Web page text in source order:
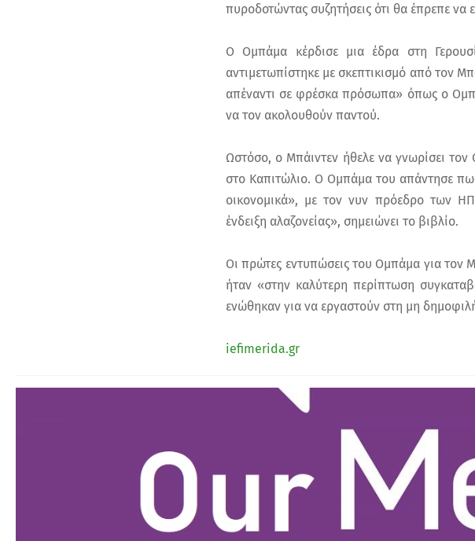
πυροδοτώντας συζητήσεις ότι θα έπρεπε να
Ο Ομπάμα κέρδισε μια έδρα στη
αντιμετωπίστηκε με σκεπτικισμό από τον
απέναντι σε φρέσκα πρόσωπα» όπως ο
να τον ακολουθούν παντού.
Ωστόσο, ο Μπάιντεν ήθελε να γνωρίσει
στο Καπιτώλιο. Ο Ομπάμα του απάντησε
οικονομικά», με τον νυν πρόεδρο των
ένδειξη αλαζονείας», σημειώνει το βιβλίο.
Οι πρώτες εντυπώσεις του Ομπάμα για τον
ήταν «στην καλύτερη περίπτωση
ενώθηκαν για να εργαστούν στη μη
iefimerida.gr